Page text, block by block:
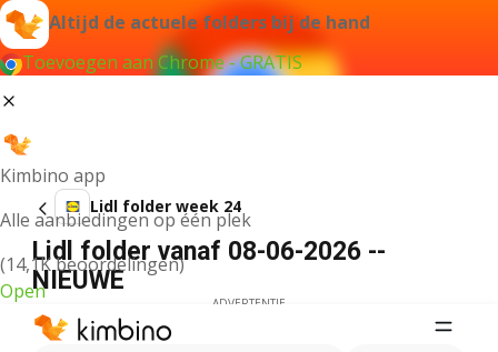
Altijd de actuele folders bij de hand
Toevoegen aan Chrome - GRATIS
Kimbino app
Alle aanbiedingen op één plek
(14,1K beoordelingen)
Open
Lidl folder week 24
Lidl folder vanaf 08-06-2026 --
NIEUWE
ADVERTENTIE